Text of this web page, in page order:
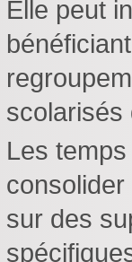
Elle peut
scolarisés
Les
sur des